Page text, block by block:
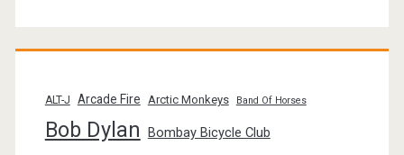
ALT-J Arcade Fire Arctic Monkeys Band Of Horses
Bob Dylan Bombay Bicycle Club